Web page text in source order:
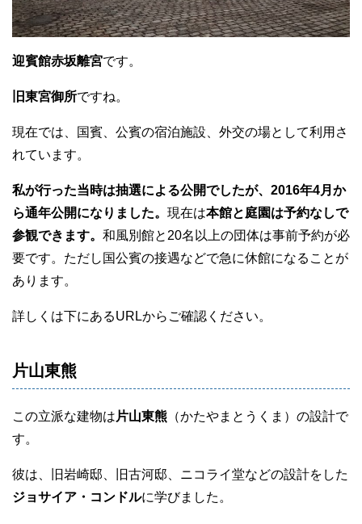
迎賓館赤坂離宮です。
旧東宮御所ですね。
現在では、国賓、公賓の宿泊施設、外交の場として利用さ
れています。
私が行った当時は抽選による公開でしたが、2016年4月か
ら通年公開になりました。 現在は本館と庭園は予約なしで
参観できます。 和風別館と20名以上の団体は事前予約が必
要です。ただし国公賓の接遇などで急に休館になることが
あります。
詳しくは下にあるURLからご確認ください。
片山東熊
この立派な建物は 片山東熊 （かたやまとうくま）の設計で
す。
彼は、旧岩崎邸、旧古河邸、ニコライ堂などの設計をした
ジョサイア・コンドルに学びました。